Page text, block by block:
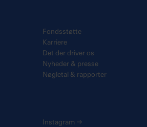
Fondsstøtte
Karriere
Det der driver os
Nyheder & presse
Nøgletal & rapporter
Instagram →